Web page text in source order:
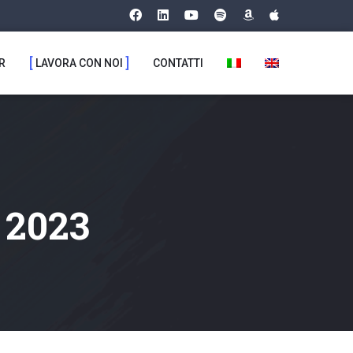
LAVORA CON NOI CONTATTI